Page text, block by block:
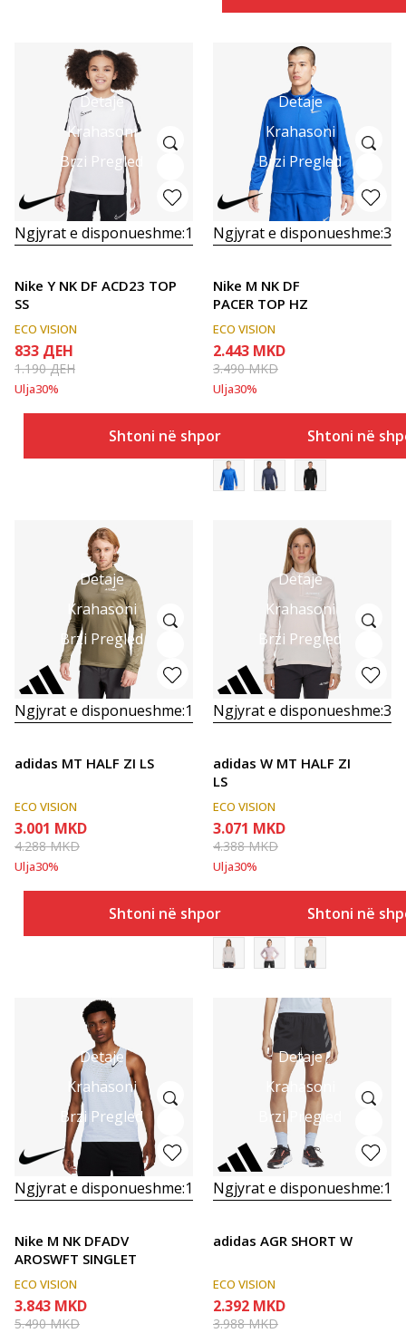
Detaje
Krahasoni
Brzi Pregled
Ngjyrat e disponueshme:1
Nike Y NK DF ACD23 TOP
SS
ECO VISION
833 ДЕН
1.190ДЕН
Ulja30%
Shtoni në shportë
Detaje
Krahasoni
Brzi Pregled
Ngjyrat e disponueshme:3
Nike M NK DF
PACER TOP HZ
ECO VISION
2.443 MKD
3.490MKD
Ulja30%
Shtoni në
Detaje
Krahasoni
Brzi Pregled
Ngjyrat e disponueshme:1
adidas MT HALF ZI LS
ECO VISION
3.001 MKD
4.288MKD
Ulja30%
Shtoni në shportë
Detaje
Krahasoni
Brzi Pregled
Ngjyrat e disponueshme:3
adidas W MT HALF ZI
LS
ECO VISION
3.071 MKD
4.388MKD
Ulja30%
Shtoni në
Detaje
Krahasoni
Brzi Pregled
Ngjyrat e disponueshme:1
Nike M NK DFADV
AROSWFT SINGLET
ECO VISION
3.843 MKD
5.490MKD
Detaje
Krahasoni
Brzi Pregled
Ngjyrat e disponueshme:1
adidas AGR SHORT W
ECO VISION
2.392 MKD
3.988MKD